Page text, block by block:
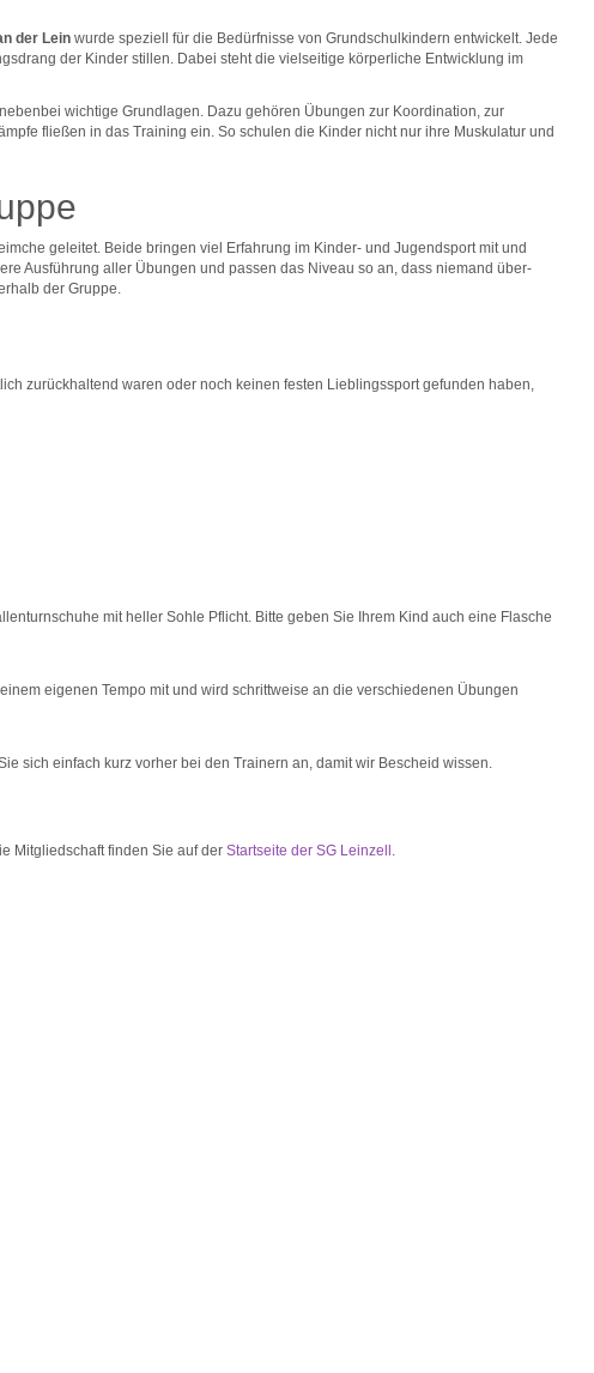
der Lein wurde speziell für die Bedürfnisse von Grundschulkindern entwickelt. Jede
der Kinder stillen. Dabei steht die vielseitige körperliche Entwicklung im
wichtige Grundlagen. Dazu gehören Übungen zur Koordination, zur
fließen in das Training ein. So schulen die Kinder nicht nur ihre Muskulatur und
geleitet. Beide bringen viel Erfahrung im Kinder- und Jugendsport mit und
Ausführung aller Übungen und passen das Niveau so an, dass niemand über-
der Gruppe.
zurückhaltend waren oder noch keinen festen Lieblingssport gefunden haben,
mit heller Sohle Pflicht. Bitte geben Sie Ihrem Kind auch eine Flasche
eigenen Tempo mit und wird schrittweise an die verschiedenen Übungen
sich einfach kurz vorher bei den Trainern an, damit wir Bescheid wissen.
Mitgliedschaft finden Sie auf der Startseite der SG Leinzell